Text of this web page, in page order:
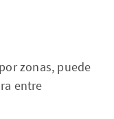
zonas, puede
entre